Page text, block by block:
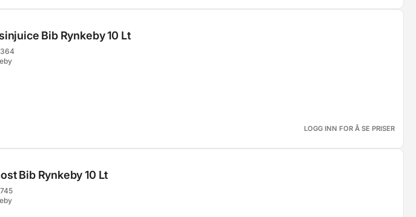
Bib Rynkeby 10 Lt
LOGG INN FOR Å SE PRISER
Bib Rynkeby 10 Lt